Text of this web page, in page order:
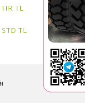
TL
TL